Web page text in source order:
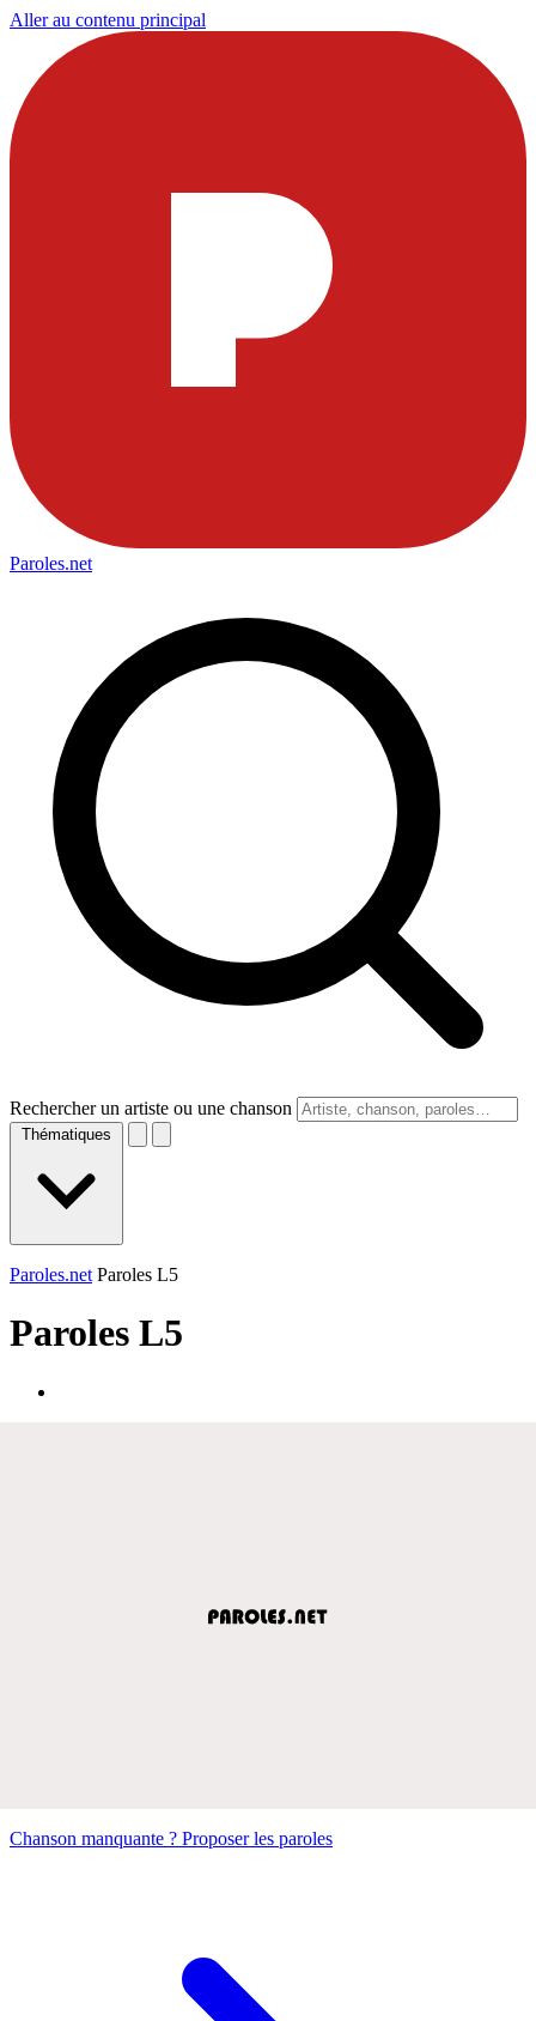
Aller au contenu principal
Paroles.net
Rechercher un artiste ou une chanson
Thématiques
Paroles.net Paroles L5
Paroles L5
Chanson manquante ? Proposer les paroles